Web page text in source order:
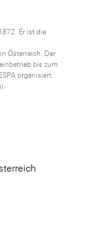
Er ist die
Österreich. Der
bis zum
organisiert.